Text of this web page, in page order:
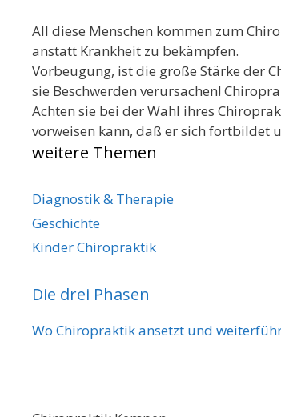
All diese Menschen kommen zum
anstatt Krankheit zu bekämpfen.
Vorbeugung, ist die große Stärke der
sie Beschwerden verursachen!
Achten sie bei der Wahl ihres
vorweisen kann, daß er sich fortbildet
weitere Themen
Diagnostik & Therapie
Geschichte
Kinder Chiropraktik
Die drei Phasen
Wo Chiropraktik ansetzt und